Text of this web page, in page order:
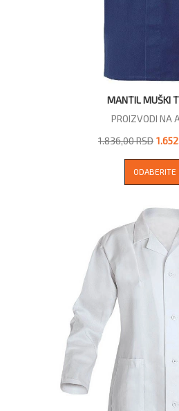
MANTIL MUŠKI
PROIZVODI NA
1.836,00 RSD
ODABERITE